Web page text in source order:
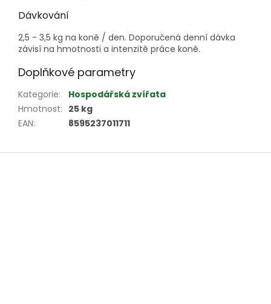
Dávkování
2,5 - 3,5 kg na koně / den. Doporučená denní dávka
závisí na hmotnosti a intenzitě práce koně.
Doplňkové parametry
Kategorie:
Hospodářská zvířata
Hmotnost: 25 kg
EAN: 8595237011711
Z